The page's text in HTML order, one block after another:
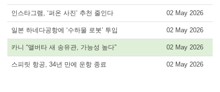
인스타그램, ‘퍼온 사진’ 추천 줄인다 02 May 2026
일본 하네다공항에 ‘수하물 로봇’ 투입 02 May 2026
카니 “앨버타 새 송유관, 가능성 높다” 02 May 2026
스피릿 항공, 34년 만에 운항 종료 02 May 2026